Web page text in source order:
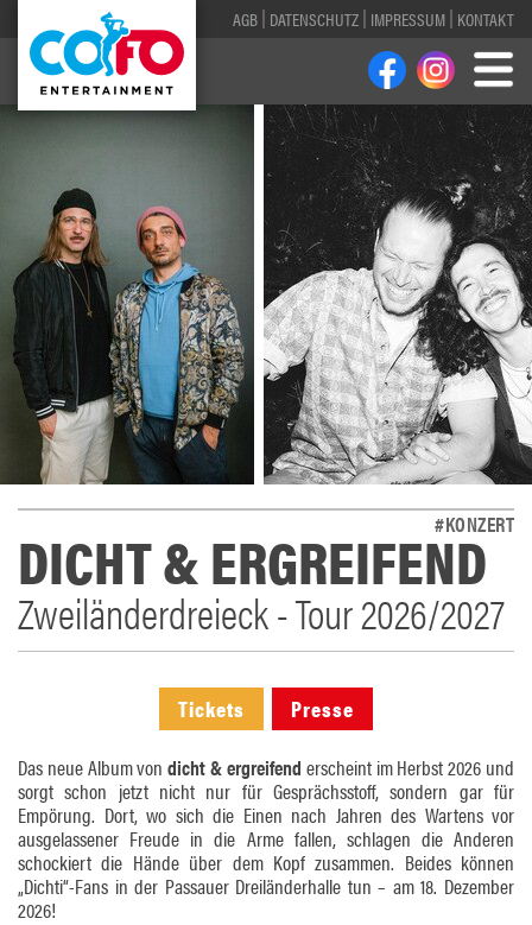
AGB DATENSCHUTZ IMPRESSUM KONTAKT
#KONZERT
DICHT & ERGREIFEND
Zweiländerdreieck - Tour 2026/2027
Tickets Presse
Das neue Album vondicht & ergreifend erscheint im Herbst 2026 und
sorgt schon jetzt nicht nur für Gesprächsstoff, sondern gar für
Empörung. Dort, wo sich die Einen nach Jahren des Wartens vor
ausgelassener Freude in die Arme fallen, schlagen die Anderen
schockiert die Hände über dem Kopf zusammen. Beides können
„Dichti“-Fans in der Passauer Dreiländerhalle tun – am 18. Dezember
2026!